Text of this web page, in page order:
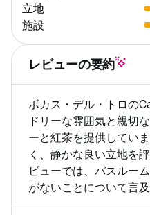
立地
施設
レビューの要約
ボカス・デル・トロの
ドリーな雰囲気と親切
ーと紅茶を提供してい
く、静かな良い立地を
ビューでは、バスルー
がないことについて言及